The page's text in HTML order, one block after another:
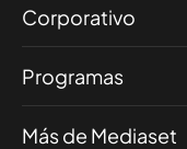
Corporativo
Programas
Más de Mediaset